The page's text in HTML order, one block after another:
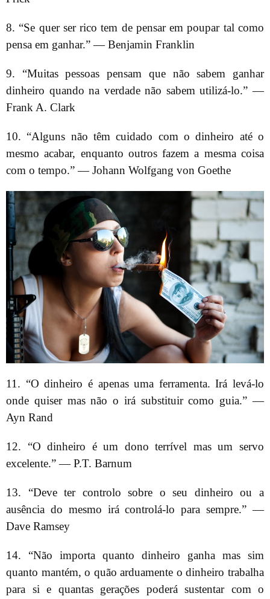
8. “Se quer ser rico tem de pensar em poupar tal como
pensa em ganhar.” — Benjamin Franklin
9. “Muitas pessoas pensam que não sabem ganhar
dinheiro quando na verdade não sabem utilizá-lo.” —
Frank A. Clark
10. “Alguns não têm cuidado com o dinheiro até o
mesmo acabar, enquanto outros fazem a mesma coisa
com o tempo.” — Johann Wolfgang von Goethe
11. “O dinheiro é apenas uma ferramenta. Irá levá-lo
onde quiser mas não o irá substituir como guia.” —
Ayn Rand
12. “O dinheiro é um dono terrível mas um servo
excelente.” — P.T. Barnum
13. “Deve ter controlo sobre o seu dinheiro ou a
ausência do mesmo irá controlá-lo para sempre.” —
Dave Ramsey
14. “Não importa quanto dinheiro ganha mas sim
quanto mantém, o quão arduamente o dinheiro trabalha
para si e quantas gerações poderá sustentar com o